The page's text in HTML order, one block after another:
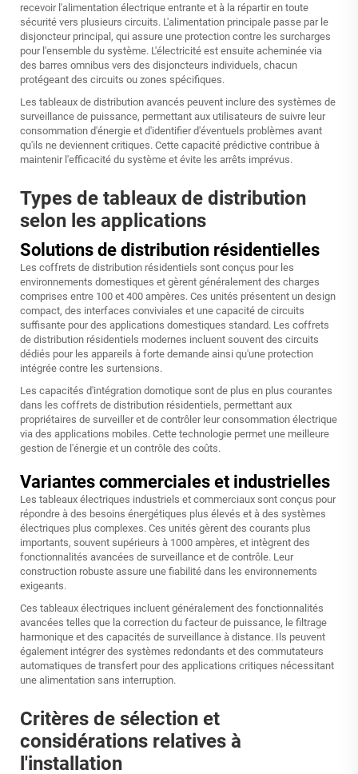
recevoir l'alimentation électrique entrante et à la répartir en toute
sécurité vers plusieurs circuits. L'alimentation principale passe par le
disjoncteur principal, qui assure une protection contre les surcharges
pour l'ensemble du système. L'électricité est ensuite acheminée via
des barres omnibus vers des disjoncteurs individuels, chacun
protégeant des circuits ou zones spécifiques.
Les tableaux de distribution avancés peuvent inclure des systèmes de
surveillance de puissance, permettant aux utilisateurs de suivre leur
consommation d'énergie et d'identifier d'éventuels problèmes avant
qu'ils ne deviennent critiques. Cette capacité prédictive contribue à
maintenir l'efficacité du système et évite les arrêts imprévus.
Types de tableaux de distribution
selon les applications
Solutions de distribution résidentielles
Les coffrets de distribution résidentiels sont conçus pour les
environnements domestiques et gèrent généralement des charges
comprises entre 100 et 400 ampères. Ces unités présentent un design
compact, des interfaces conviviales et une capacité de circuits
suffisante pour des applications domestiques standard. Les coffrets
de distribution résidentiels modernes incluent souvent des circuits
dédiés pour les appareils à forte demande ainsi qu'une protection
intégrée contre les surtensions.
Les capacités d'intégration domotique sont de plus en plus courantes
dans les coffrets de distribution résidentiels, permettant aux
propriétaires de surveiller et de contrôler leur consommation électrique
via des applications mobiles. Cette technologie permet une meilleure
gestion de l'énergie et un contrôle des coûts.
Variantes commerciales et industrielles
Les tableaux électriques industriels et commerciaux sont conçus pour
répondre à des besoins énergétiques plus élevés et à des systèmes
électriques plus complexes. Ces unités gèrent des courants plus
importants, souvent supérieurs à 1000 ampères, et intègrent des
fonctionnalités avancées de surveillance et de contrôle. Leur
construction robuste assure une fiabilité dans les environnements
exigeants.
Ces tableaux électriques incluent généralement des fonctionnalités
avancées telles que la correction du facteur de puissance, le filtrage
harmonique et des capacités de surveillance à distance. Ils peuvent
également intégrer des systèmes redondants et des commutateurs
automatiques de transfert pour des applications critiques nécessitant
une alimentation sans interruption.
Critères de sélection et
considérations relatives à
l'installation